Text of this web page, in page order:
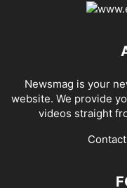
Newsmag is your
website. We provide
videos straight